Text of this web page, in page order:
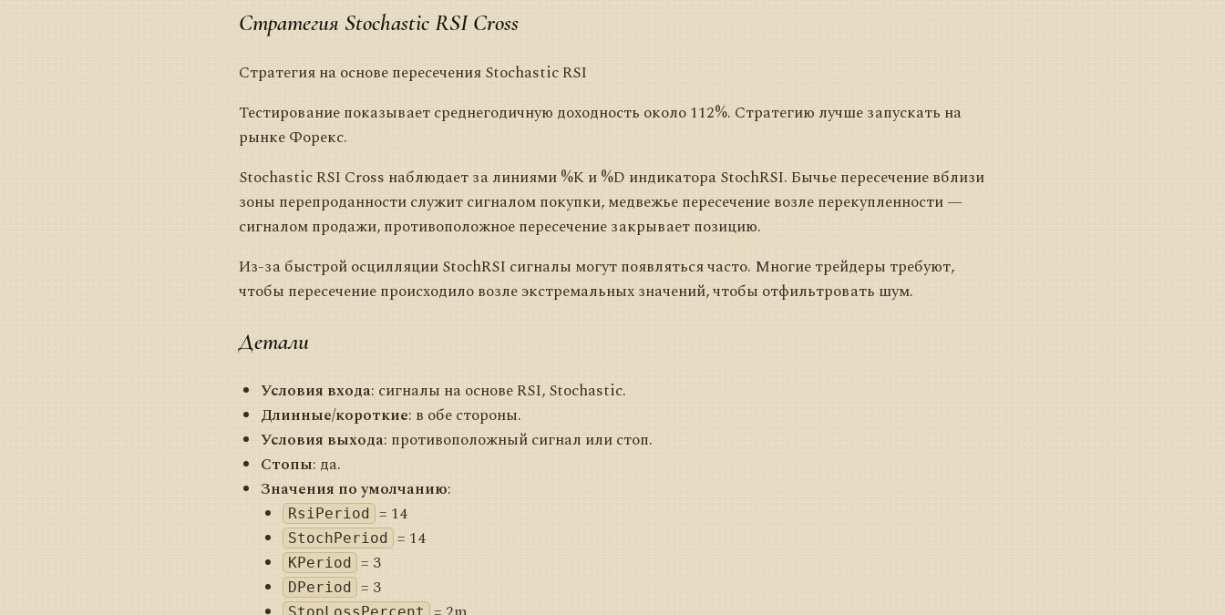
Стратегия Stochastic RSI Cross
Стратегия на основе пересечения Stochastic RSI
Тестирование показывает среднегодичную доходность около 112%. Стратегию лучше запускать на
рынке Форекс.
Stochastic RSI Cross наблюдает за линиями %K и %D индикатора StochRSI. Бычье пересечение вблизи
зоны перепроданности служит сигналом покупки, медвежье пересечение возле перекупленности —
сигналом продажи, противоположное пересечение закрывает позицию.
Из-за быстрой осцилляции StochRSI сигналы могут появляться часто. Многие трейдеры требуют,
чтобы пересечение происходило возле экстремальных значений, чтобы отфильтровать шум.
Детали
Условия входа: сигналы на основе RSI, Stochastic.
Длинные/короткие: в обе стороны.
Условия выхода: противоположный сигнал или стоп.
Стопы: да.
Значения по умолчанию:
RsiPeriod = 14
StochPeriod = 14
KPeriod = 3
DPeriod = 3